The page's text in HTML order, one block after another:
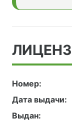
Номер:
Дата выдачи:
Выдан: